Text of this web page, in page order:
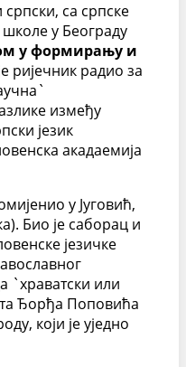
са српске
у Београду
у формирању и
ријечник радио за
између
језик
акадаемија
у Југовић,
Био је саборац и
језичке
`храватски или
Ђорђа Поповића
који је уједно